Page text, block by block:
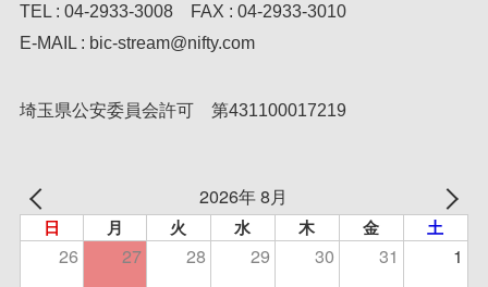
TEL : 04-2933-3008 FAX : 04-2933-3010
E-MAIL : bic-stream@nifty.com
埼玉県公安委員会許可 第431100017219
2026年 8月
日 月 火 水 木 金 土
26 27 28 29 30 31
1